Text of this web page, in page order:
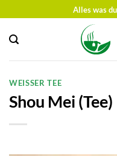
springen
Alles was
WEISSER TEE
Shou Mei (Tee)